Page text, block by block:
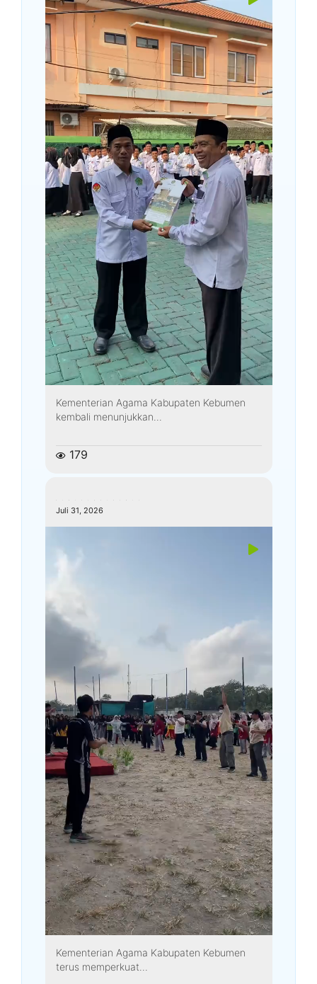
Kementerian Agama Kabupaten Kebumen
kembali menunjukkan...
179
Juli 31, 2026
Kementerian Agama Kabupaten Kebumen
terus memperkuat...